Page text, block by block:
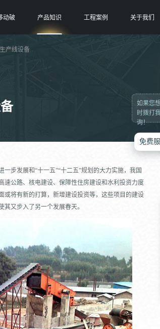
动破 产品知识 工程案例 关于我们
产线设备
步发展和“十一五”“十二五”规划的大力实施，我国
速公路、核电建设、保障性住房建设和水利投资力度
或将有新的打算，新增建设投资等，这些项目的建设
又步入了另一个发展春天。
免费
如果您
时拨打
询！